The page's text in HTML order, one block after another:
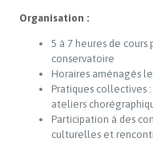
Organisation :
5 à 7 heures de
conservatoire
Horaires aménagés
Pratiques collectives
ateliers
Participation à des
culturelles et